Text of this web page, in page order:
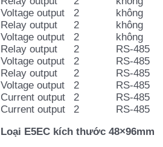
Voltage output
2 không
Relay output
2 không
Voltage output
2 không
Relay output
2 RS-485
Voltage output
2 RS-485
Relay output
2 RS-485
Voltage output
2 RS-485
Current output
2 RS-485
Current output
2 RS-485
Loại E5EC kích thước 48×96mm